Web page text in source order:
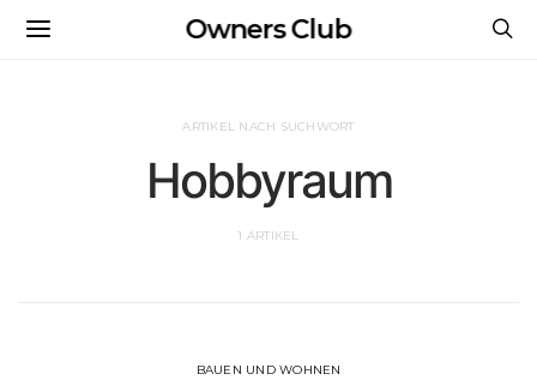
Owners Club
ARTIKEL NACH SUCHWORT
Hobbyraum
1 ARTIKEL
BAUEN UND WOHNEN